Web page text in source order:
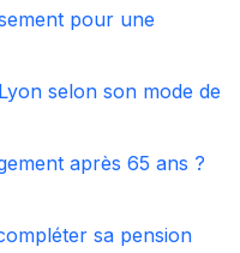
pour une
selon son mode de
après 65 ans ?
sa pension